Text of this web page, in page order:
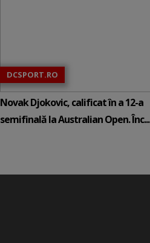
DCSPORT.RO
Novak Djokovic, calificat în a 12-a
semifinală la Australian Open. Înc...